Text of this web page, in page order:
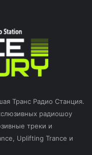
Транс Радио Станция.
радиошоу
треки и
Uplifting Trance и